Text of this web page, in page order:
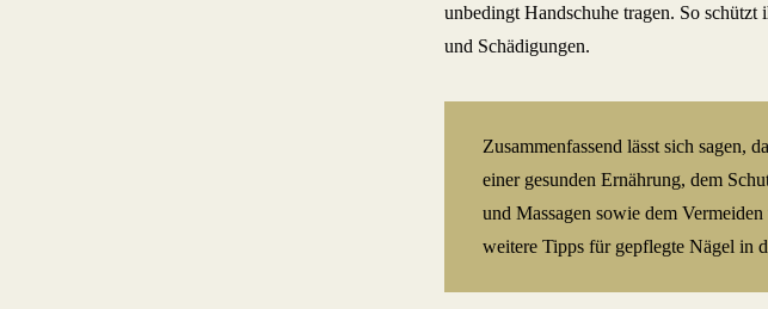
unbedingt Handschuhe tragen. So
und Schädigungen.
Zusammenfassend lässt sich sagen,
einer gesunden Ernährung, dem
und Massagen sowie dem
weitere Tipps für gepflegte Nägel in